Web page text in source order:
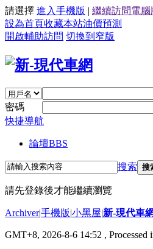
請選擇 進入手機版 | 繼續訪問電腦
設為首頁收藏本站油價預測
開啟輔助訪問 切換到窄版
密碼
快捷導航
論壇BBS
搜索 搜
請先登錄後才能繼續瀏覽
Archiver|手機版|小黑屋|新-現代車網
GMT+8, 2026-8-6 14:52 , Processed